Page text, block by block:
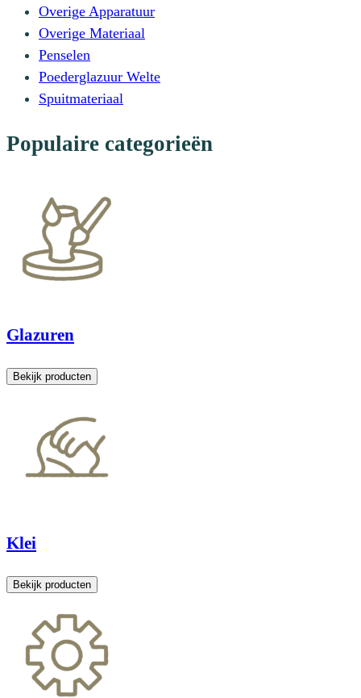
Overige Apparatuur
Overige Materiaal
Penselen
Poederglazuur Welte
Spuitmateriaal
Populaire categorieën
Glazuren
Bekijk producten
Klei
Bekijk producten